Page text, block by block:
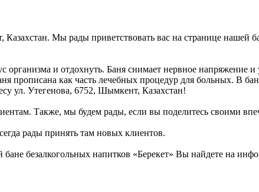
Мы рады приветствовать вас на странице нашей
и отдохнуть. Баня снимает нервное напряжение
прописана как часть лечебных процедур для больных. В
ул. Утегенова, 6752, Шымкент, Казахстан!
Также, мы будем рады, если вы поделитесь своими
рады принять там новых клиентов.
безалкогольных напитков «Берекет» Вы найдете на